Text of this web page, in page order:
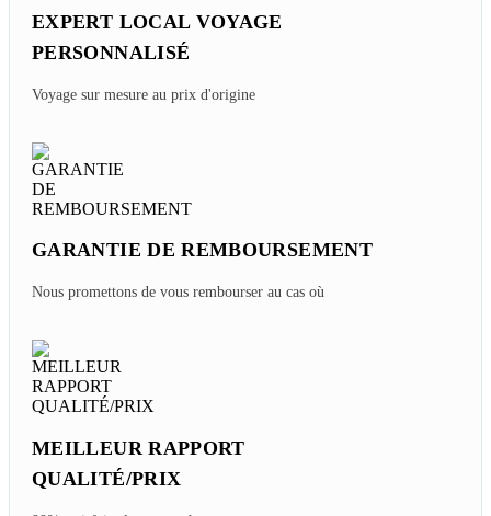
EXPERT LOCAL VOYAGE
PERSONNALISÉ
Voyage sur mesure au prix d'origine
GARANTIE DE REMBOURSEMENT
Nous promettons de vous rembourser au cas où
MEILLEUR RAPPORT
QUALITÉ/PRIX